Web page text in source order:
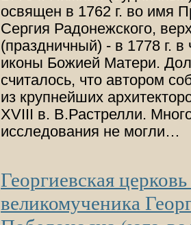
освящен в 1762 г. во имя
Сергия Радонежского,
(праздничный) - в 1778 г. в
иконы Божией Матери.
считалось, что автором
из крупнейших
XVIII в. В.Растрелли.
исследования не могли…
Георгиевская
великомученика